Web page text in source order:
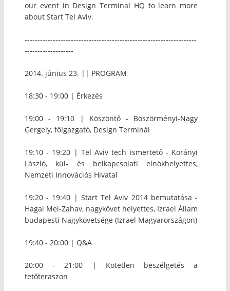
our event in Design Terminal HQ to learn more
about Start Tel Aviv.
-------------------------------------------------------------------
-------------------
2014. június 23. || PROGRAM
18:30 - 19:00 | Érkezés
19:00 - 19:10 | Köszöntő - Böszörményi-Nagy
Gergely, főigazgató, Design Terminál
19:10 - 19:20 | Tel Aviv tech ismertető - Korányi
László, kül- és belkapcsolati elnökhelyettes,
Nemzeti Innovációs Hivatal
19:20 - 19:40 | Start Tel Aviv 2014 bemutatása -
Hagai Mei-Zahav, nagykövet helyettes, Izrael Állam
budapesti Nagykövetsége (Izrael Magyarországon)
19:40 - 20:00 | Q&A
20:00 - 21:00 | Kötetlen beszélgetés a
tetőteraszon